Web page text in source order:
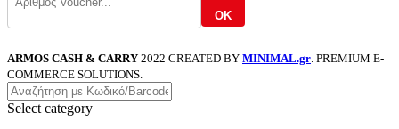
OK
ARMOS CASH & CARRY 2022 CREATED BY MINIMAL.gr . PREMIUM E-
COMMERCE SOLUTIONS.
Select category